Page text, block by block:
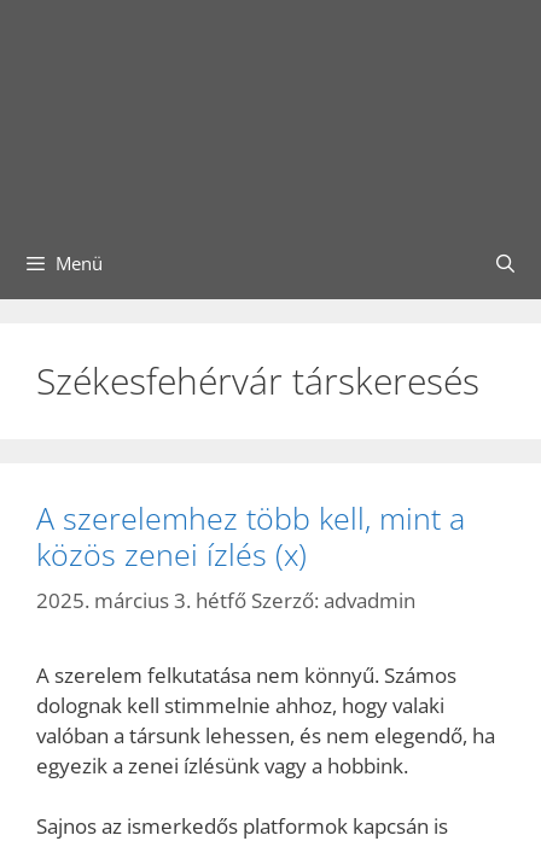
Menü
Székesfehérvár társkeresés
A szerelemhez több kell, mint a
közös zenei ízlés (x)
2025. március 3. hétfő Szerző: advadmin
A szerelem felkutatása nem könnyű. Számos
dolognak kell stimmelnie ahhoz, hogy valaki
valóban a társunk lehessen, és nem elegendő, ha
egyezik a zenei ízlésünk vagy a hobbink.
Sajnos az ismerkedős platformok kapcsán is